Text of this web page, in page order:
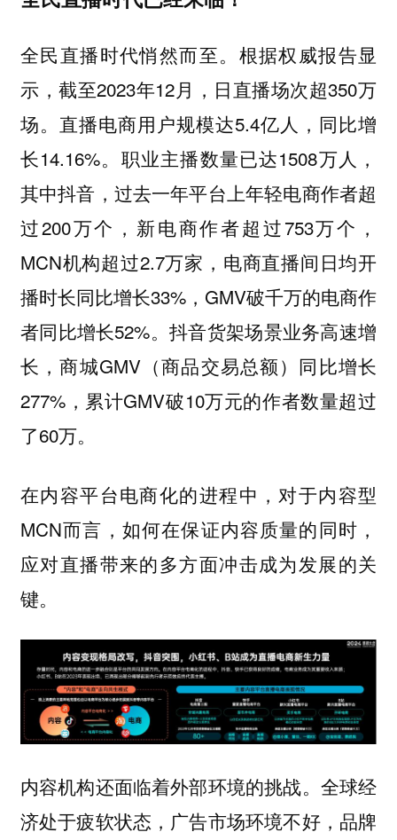
全民直播时代悄然而至。根据权威报告显
示，截至2023年12月，日直播场次超350万
场。直播电商用户规模达5.4亿人，同比增
长14.16%。职业主播数量已达1508万人，
其中抖音，过去一年平台上年轻电商作者超
过200万个，新电商作者超过753万个，
MCN机构超过2.7万家，电商直播间日均开
播时长同比增长33%，GMV破千万的电商作
者同比增长52%。抖音货架场景业务高速增
长，商城GMV（商品交易总额）同比增长
277%，累计GMV破10万元的作者数量超过
了60万。
在内容平台电商化的进程中，对于内容型
MCN而言，如何在保证内容质量的同时，
应对直播带来的多方面冲击成为发展的关
键。
内容机构还面临着外部环境的挑战。全球经
济处于疲软状态，广告市场环境不好，品牌